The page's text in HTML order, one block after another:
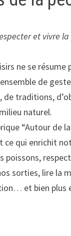
et vivre la
ne se résume
de
de traditions,
naturel.
“Autour de
ce qui enrichit
poissons,
sorties, lire la
et bien plus